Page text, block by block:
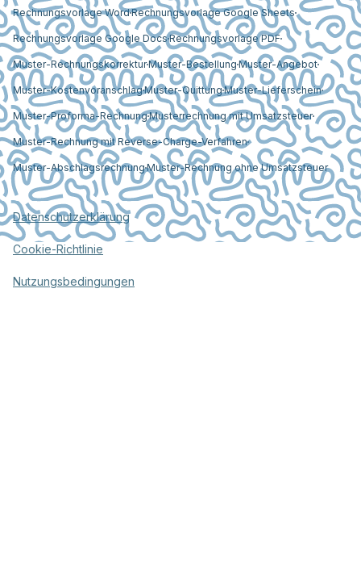
Rechnungsvorlage WordRechnungsvorlage Google Sheets
Rechnungsvorlage Google DocsRechnungsvorlage PDF
Muster-RechnungskorrekturMuster-Bestellung Muster-Angebot
Muster-KostenvoranschlagMuster-QuittungMuster-Lieferschein
Muster-Proforma-RechnungMusterrechnung mit Umsatzsteuer
Muster-Rechnung mit Reverse-Charge-Verfahren
Muster-AbschlagsrechnungMuster-Rechnung ohne Umsatzsteuer
Datenschutzerklärung
Cookie-Richtlinie
Nutzungsbedingungen